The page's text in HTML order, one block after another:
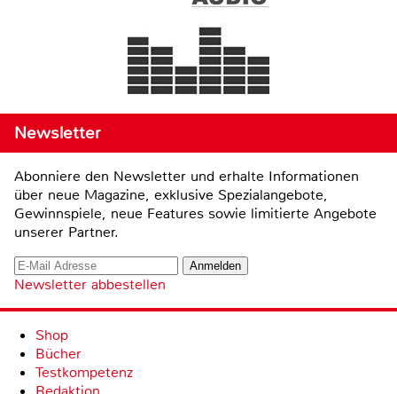
Newsletter
Abonniere den Newsletter und erhalte Informationen
über neue Magazine, exklusive Spezialangebote,
Gewinnspiele, neue Features sowie limitierte Angebote
unserer Partner.
Newsletter abbestellen
Shop
Bücher
Testkompetenz